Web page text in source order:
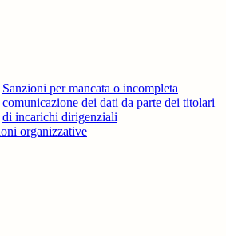
Sanzioni per mancata o incompleta
comunicazione dei dati da parte dei titolari
di incarichi dirigenziali
organizzative